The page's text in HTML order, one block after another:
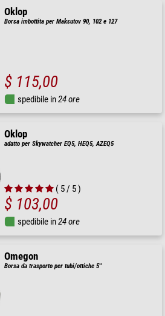
Oklop
Borsa imbottita per Maksutov 90, 102 e 127
$ 115,00
spedibile in24 ore
Oklop
adatto per Skywatcher EQ5, HEQ5, AZEQ5
( 5 / 5 )
$ 103,00
spedibile in24 ore
Omegon
Borsa da trasporto per tubi/ottiche 5''